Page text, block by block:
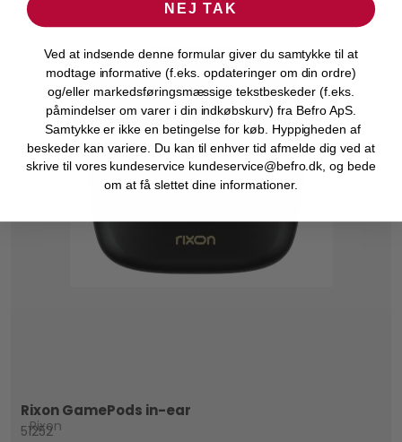
Rixon GamePods in-ear
Rixon
51252
NEJ TAK
Ved at indsende denne formular giver du samtykke til at
modtage informative (f.eks. opdateringer om din ordre)
og/eller markedsføringsmæssige tekstbeskeder (f.eks.
påmindelser om varer i din indkøbskurv) fra Befro ApS.
Samtykke er ikke en betingelse for køb. Hyppigheden af
beskeder kan variere. Du kan til enhver tid afmelde dig ved at
skrive til vores kundeservice kundeservice@befro.dk, og bede
om at få slettet dine informationer.